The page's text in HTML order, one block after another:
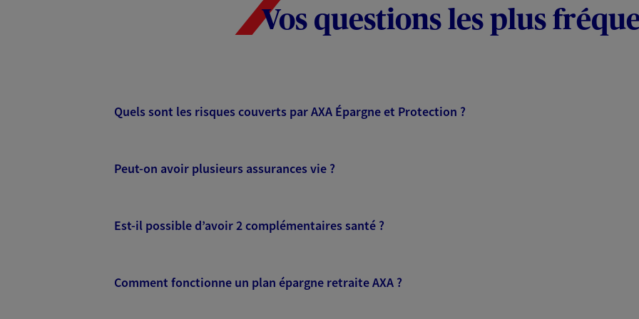
Vos questions les plus
Quels sont les risques couverts par AXA Épargne et Protection ?
Peut-on avoir plusieurs assurances vie ?
Est-il possible d’avoir 2 complémentaires santé ?
Comment fonctionne un plan épargne retraite AXA ?